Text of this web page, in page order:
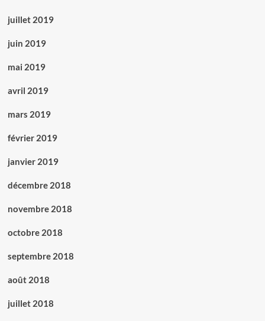
juillet 2019
juin 2019
mai 2019
avril 2019
mars 2019
février 2019
janvier 2019
décembre 2018
novembre 2018
octobre 2018
septembre 2018
août 2018
juillet 2018